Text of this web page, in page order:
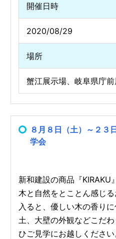
開催日時
2020/08/29
場所
蟹江展示場、岐阜県庁
８月８日（土）～２３
学会
新和建設の商品『KIRAKU
木と自然をとことん感じ
入ると、優しい木の香り
土、大壁の外観などこだ
ひご見学にお越しくださ